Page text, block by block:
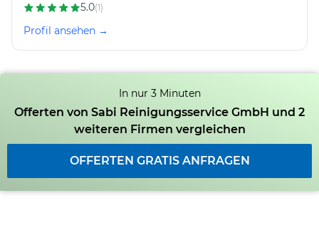
5.0(1)
Profil ansehen →
In nur 3 Minuten
Offerten von Sabi Reinigungsservice GmbH und 2
weiteren Firmen vergleichen
OFFERTEN GRATIS ANFRAGEN